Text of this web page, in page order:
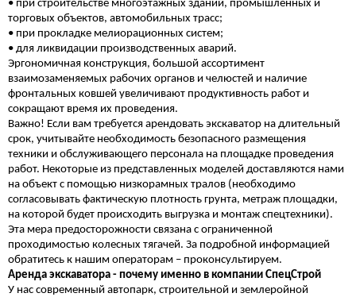
• при строительстве многоэтажных зданий, промышленных и
торговых объектов, автомобильных трасс;
• при прокладке мелиорационных систем;
• для ликвидации производственных аварий.
Эргономичная конструкция, большой ассортимент
взаимозаменяемых рабочих органов и челюстей и наличие
фронтальных ковшей увеличивают продуктивность работ и
сокращают время их проведения.
Важно! Если вам требуется арендовать экскаватор на длительный
срок, учитывайте необходимость безопасного размещения
техники и обслуживающего персонала на площадке проведения
работ. Некоторые из представленных моделей доставляются нами
на объект с помощью низкорамных тралов (необходимо
согласовывать фактическую плотность грунта, метраж площадки,
на которой будет происходить выгрузка и монтаж спецтехники).
Эта мера предосторожности связана с ограниченной
проходимостью колесных тягачей. За подробной информацией
обратитесь к нашим операторам – проконсультируем.
Аренда экскаватора - почему именно в компании СпецСтрой
У нас современный автопарк, строительной и землеройной